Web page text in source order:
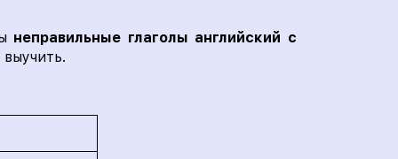
неправильные глаголы английский с